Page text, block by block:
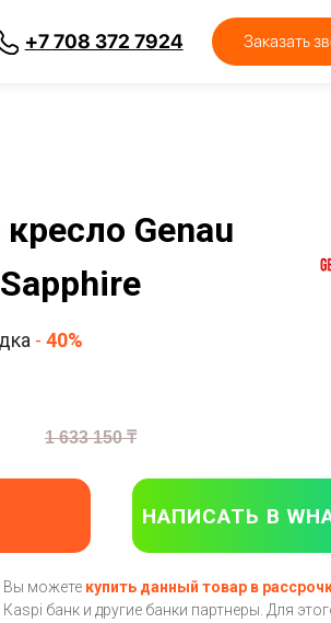
7924 Заказать звонок RU
Genau
Вы можете купить данный товар в
Кaspi банк и другие банки партнеры. Для
НАПИСАТЬ В
1 633 150 ₸
- 40%